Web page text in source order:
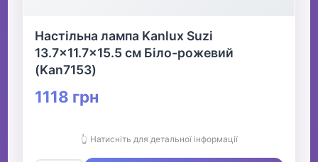
Настільна лампа Kanlux Suzi
13.7x11.7x15.5 см Біло-рожевий
(Kan7153)
1118 грн
👆 Натисніть для детальної інформації